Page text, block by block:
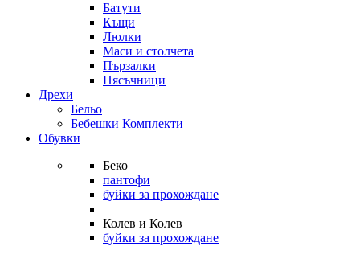
Батути
Къщи
Люлки
Маси и столчета
Пързалки
Пясъчници
Дрехи
Бельо
Бебешки Комплекти
Обувки
Беко
пантофи
буйки за прохождане
Колев и Колев
буйки за прохождане